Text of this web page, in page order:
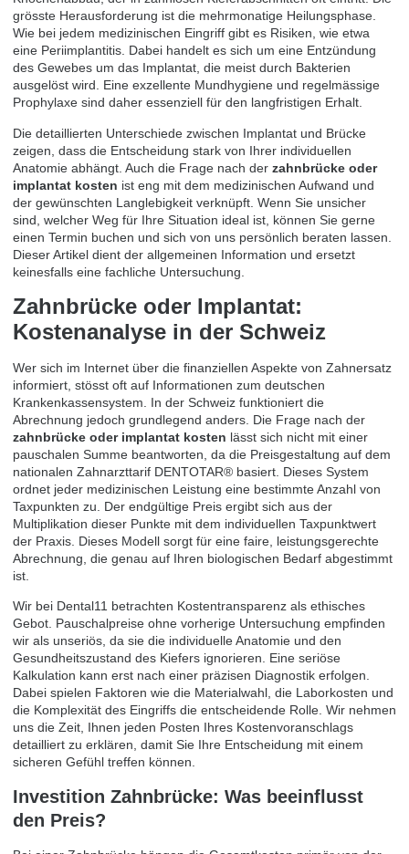
grösste Herausforderung ist die mehrmonatige Heilungsphase.
Wie bei jedem medizinischen Eingriff gibt es Risiken, wie etwa
eine Periimplantitis. Dabei handelt es sich um eine Entzündung
des Gewebes um das Implantat, die meist durch Bakterien
ausgelöst wird. Eine exzellente Mundhygiene und regelmässige
Prophylaxe sind daher essenziell für den langfristigen Erhalt.
Die detaillierten Unterschiede zwischen Implantat und Brücke
zeigen, dass die Entscheidung stark von Ihrer individuellen
Anatomie abhängt. Auch die Frage nach der zahnbrücke oder
implantat kosten ist eng mit dem medizinischen Aufwand und
der gewünschten Langlebigkeit verknüpft. Wenn Sie unsicher
sind, welcher Weg für Ihre Situation ideal ist, können Sie gerne
einen Termin buchen und sich von uns persönlich beraten lassen.
Dieser Artikel dient der allgemeinen Information und ersetzt
keinesfalls eine fachliche Untersuchung.
Zahnbrücke oder Implantat:
Kostenanalyse in der Schweiz
Wer sich im Internet über die finanziellen Aspekte von Zahnersatz
informiert, stösst oft auf Informationen zum deutschen
Krankenkassensystem. In der Schweiz funktioniert die
Abrechnung jedoch grundlegend anders. Die Frage nach der
zahnbrücke oder implantat kosten lässt sich nicht mit einer
pauschalen Summe beantworten, da die Preisgestaltung auf dem
nationalen Zahnarzttarif DENTOTAR® basiert. Dieses System
ordnet jeder medizinischen Leistung eine bestimmte Anzahl von
Taxpunkten zu. Der endgültige Preis ergibt sich aus der
Multiplikation dieser Punkte mit dem individuellen Taxpunktwert
der Praxis. Dieses Modell sorgt für eine faire, leistungsgerechte
Abrechnung, die genau auf Ihren biologischen Bedarf abgestimmt
ist.
Wir bei Dental11 betrachten Kostentransparenz als ethisches
Gebot. Pauschalpreise ohne vorherige Untersuchung empfinden
wir als unseriös, da sie die individuelle Anatomie und den
Gesundheitszustand des Kiefers ignorieren. Eine seriöse
Kalkulation kann erst nach einer präzisen Diagnostik erfolgen.
Dabei spielen Faktoren wie die Materialwahl, die Laborkosten und
die Komplexität des Eingriffs die entscheidende Rolle. Wir nehmen
uns die Zeit, Ihnen jeden Posten Ihres Kostenvoranschlags
detailliert zu erklären, damit Sie Ihre Entscheidung mit einem
sicheren Gefühl treffen können.
Investition Zahnbrücke: Was beeinflusst
den Preis?